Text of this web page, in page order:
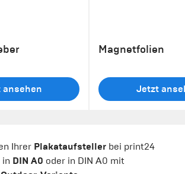
ansehen
Magnetfolien
Jetzt
Ihrer Plakataufsteller bei print24
in DIN A0 oder in DIN A0 mit